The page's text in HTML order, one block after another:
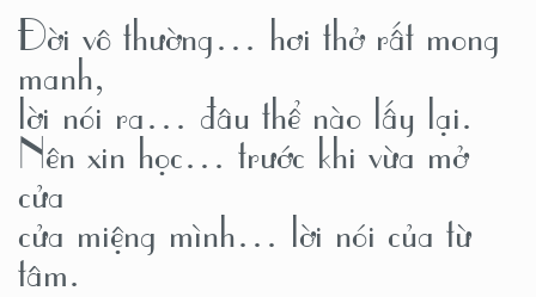
Đời vô thường… hơi thở rất mong
manh,
lời nói ra… đâu thể nào lấy lại.
Nên xin học… trước khi vừa mở
cửa
cửa miệng mình… lời nói của từ
tâm.